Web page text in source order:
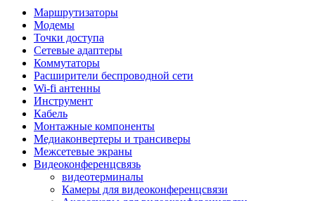
Степлеры строительные
Пистолеты клеевые
Наборы бит и сверел
Инструмент многофункциональный
Круги, диски, фрезы
Аксессуары для электро и
пневмоинструмента
Аккумуляторы для инструмента
Маршрутизаторы
Модемы
Точки доступа
Сетевые адаптеры
Коммутаторы
Расширители беспроводной сети
Wi-fi антенны
Инструмент
Кабель
Монтажные компоненты
Медиаконвертеры и трансиверы
Межсетевые экраны
Видеоконференцсвязь
видеотерминалы
Камеры для видеоконференцсвязи